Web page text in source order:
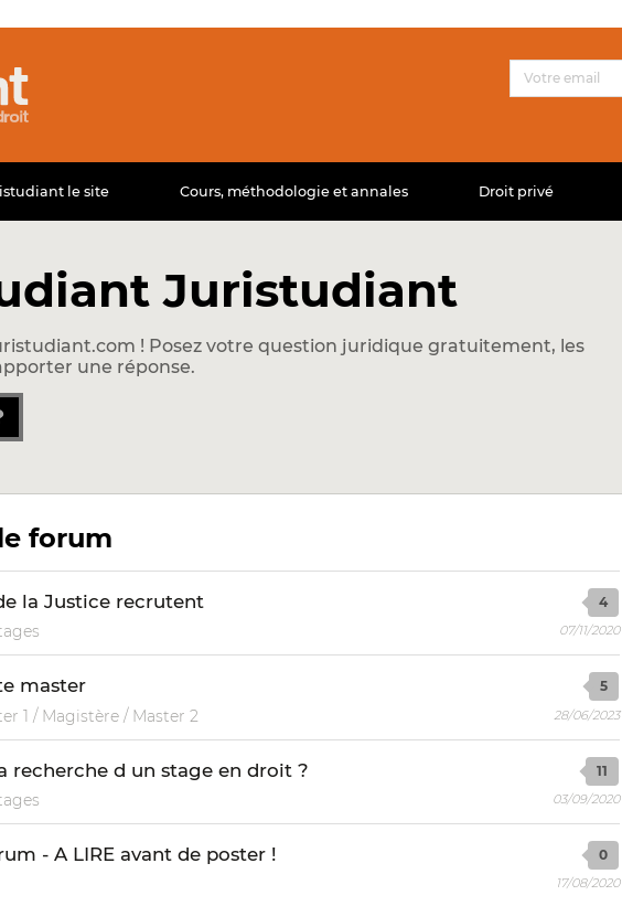
le site Cours, méthodologie et annales Droit privé
Juristudiant
! Posez votre question juridique gratuitement, les
une réponse.
forum
la Justice recrutent 4
07/11/2020
master
1 / Magistère / Master 2
5
28/06/2023
recherche d un stage en droit ? 11
03/09/2020
- A LIRE avant de poster ! 0
17/08/2020